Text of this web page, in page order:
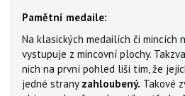
Pamětní medaile:
Na klasických medailích či mincích
vystupuje z mincovní plochy.
nich na první pohled liší tím, že
jedné strany zahloubený. Takové